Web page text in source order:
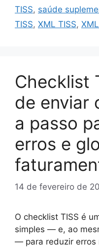
TISS, saúde
TISS, XML TISS,
Checklist
de enviar
a passo
erros e
14 de fevereiro de
O checklist TISS é
simples — e, ao
— para reduzir erros